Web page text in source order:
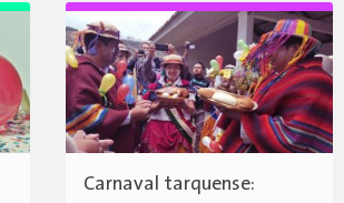
Carnaval tarquense: